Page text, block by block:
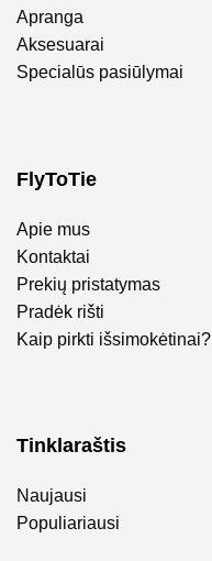
Apranga
Aksesuarai
Specialūs pasiūlymai
FlyToTie
Apie mus
Kontaktai
Prekių pristatymas
Pradėk rišti
Kaip pirkti išsimokėtinai?
Tinklaraštis
Naujausi
Populiariausi